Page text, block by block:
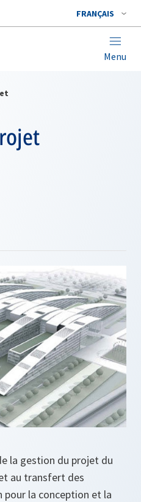
FRANÇAIS
Menu
la gestion du projet du
au transfert des
la conception et la